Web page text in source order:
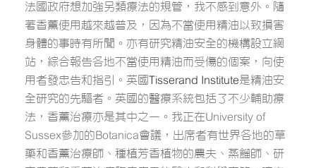
法國政府想加強另類療法的規管，我不感到意外。隨
著香薰使用越來越普及，因為不當使用精油以致損害
身體的事時有所聞。亦有研究精油安全的機構設立網
站，綜合報告各地不當使用精油而受傷的個案，向使
用者發忠告和指引。英國Tisserand Institute是精油安
全研究的先驅者。英國的醫療系統包括了不少輔助療
法，香薰治療亦是其中之一。我正在University of
Sussex參加的Botanica會議，出席者有世界各地的草
藥和香薰治療師、種植芳香植物的農夫、蒸餾師、研